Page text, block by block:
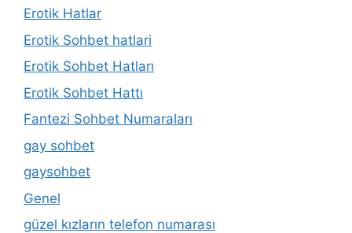
Erotik Hatlar
Erotik Sohbet hatlari
Erotik Sohbet Hatları
Erotik Sohbet Hattı
Fantezi Sohbet Numaraları
gay sohbet
gaysohbet
Genel
güzel kızların telefon numarası